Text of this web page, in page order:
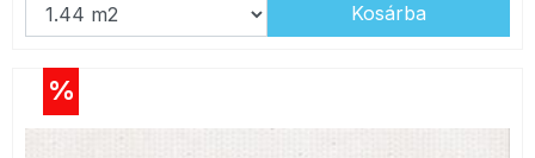
Kosárba
%